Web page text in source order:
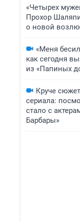
«Четырех
Прохор
о новой
«Меня
как сегодня
из «Папиных
Круче
сериала:
стало с
Барбары»